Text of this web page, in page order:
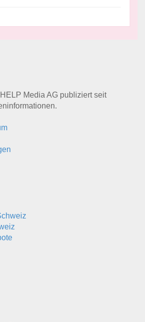
Media AG publiziert seit